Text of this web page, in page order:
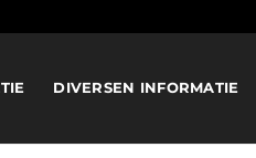
DIVERSEN INFORMATIE